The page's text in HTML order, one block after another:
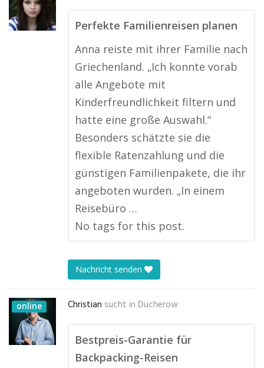
Perfekte Familienreisen planen
Anna reiste mit ihrer Familie nach
Griechenland. „Ich konnte vorab
alle Angebote mit
Kinderfreundlichkeit filtern und
hatte eine große Auswahl.“
Besonders schätzte sie die
flexible Ratenzahlung und die
günstigen Familienpakete, die ihr
angeboten wurden. „In einem
Reisebüro …
No tags for this post.
Nachricht senden
online Christian sucht in Ducherow
Bestpreis-Garantie für
Backpacking-Reisen